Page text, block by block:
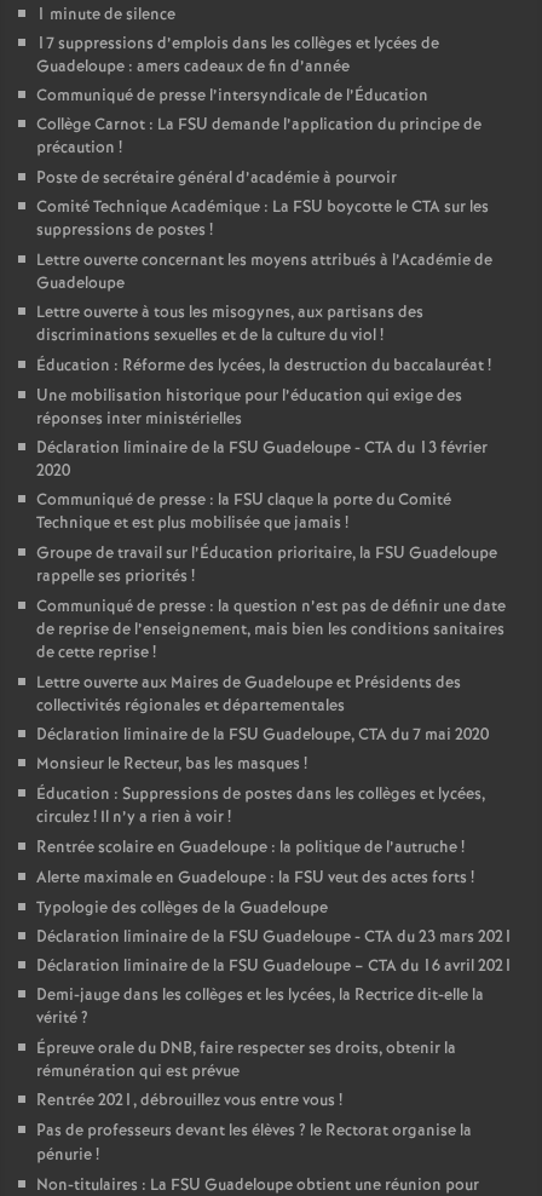
g
r
é
O
r
l
é
a
n
s
T
o
u
r
s
1 minute de silence
17 suppressions d’emplois dans les collèges et lycées de
Guadeloupe : amers cadeaux de fin d’année
Communiqué de presse l’intersyndicale de l’Éducation
Collège Carnot : La FSU demande l’application du principe de
précaution !
Poste de secrétaire général d’académie à pourvoir
Comité Technique Académique : La FSU boycotte le CTA sur les
suppressions de postes !
Lettre ouverte concernant les moyens attribués à l’Académie de
Guadeloupe
Lettre ouverte à tous les misogynes, aux partisans des
discriminations sexuelles et de la culture du viol!
Éducation : Réforme des lycées, la destruction du baccalauréat!
Une mobilisation historique pour l’éducation qui exige des
réponses inter ministérielles
Déclaration liminaire de la FSU Guadeloupe - CTA du 13 février
2020
Communiqué de presse : la FSU claque la porte du Comité
Technique et est plus mobilisée que jamais !
Groupe de travail sur l’Éducation prioritaire, la FSU Guadeloupe
rappelle ses priorités !
Communiqué de presse : la question n’est pas de définir une date
de reprise de l’enseignement, mais bien les conditions sanitaires
de cette reprise!
Lettre ouverte aux Maires de Guadeloupe et Présidents des
collectivités régionales et départementales
Déclaration liminaire de la FSU Guadeloupe, CTA du 7 mai 2020
Monsieur le Recteur, bas les masques !
Éducation : Suppressions de postes dans les collèges et lycées,
circulez! Il n’y a rien à voir!
Rentrée scolaire en Guadeloupe : la politique de l’autruche!
Alerte maximale en Guadeloupe : la FSU veut des actes forts !
Typologie des collèges de la Guadeloupe
Déclaration liminaire de la FSU Guadeloupe - CTA du 23 mars 2021
Déclaration liminaire de la FSU Guadeloupe – CTA du 16 avril 2021
Demi-jauge dans les collèges et les lycées, la Rectrice dit-elle la
vérité?
Épreuve orale du DNB, faire respecter ses droits, obtenir la
rémunération qui est prévue
Rentrée 2021, débrouillez vous entre vous !
Pas de professeurs devant les élèves ? le Rectorat organise la
pénurie!
Non-titulaires : La FSU Guadeloupe obtient une réunion pour